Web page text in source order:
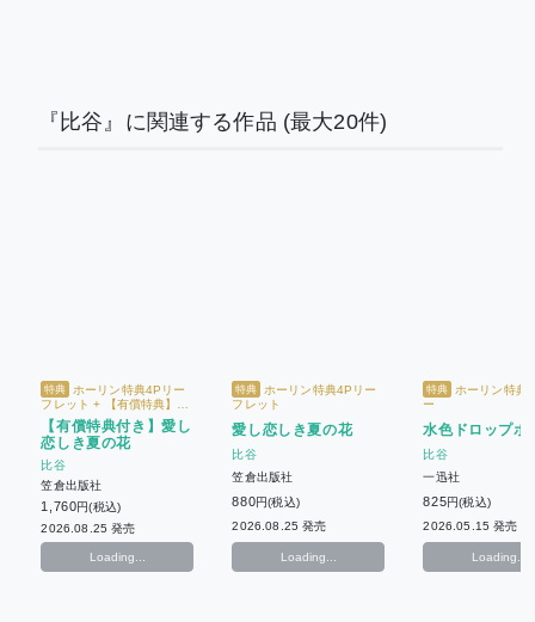
『比谷』に関連する作品 (最大20件)
特典
ホーリン特典4Pリー
フレット + 【有償特典】描
き下ろしアクリルコースタ
ー【有償特典付き】愛し
恋しき夏の花
比谷
笠倉出版社
1,760円(税込)
2026.08.25 発売
Loading...
特典
ホーリン特典4Pリー
フレット
愛し恋しき夏の花
比谷
笠倉出版社
880円(税込)
2026.08.25 発売
Loading...
特典
ホーリン特典
ー
水色ドロップポ
比谷
一迅社
825円(税込)
2026.05.15 発売
Loading...